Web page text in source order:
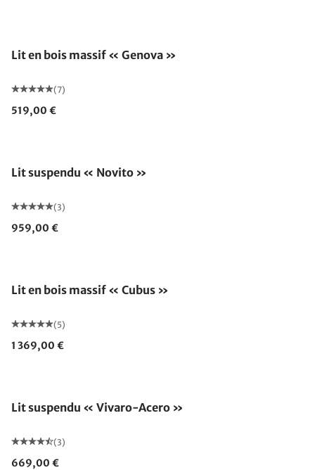
Lit en bois massif « Genova »
(7)
519,00 €
Lit suspendu « Novito »
(3)
959,00 €
Lit en bois massif « Cubus »
(5)
1 369,00 €
Lit suspendu « Vivaro-Acero »
(3)
669,00 €